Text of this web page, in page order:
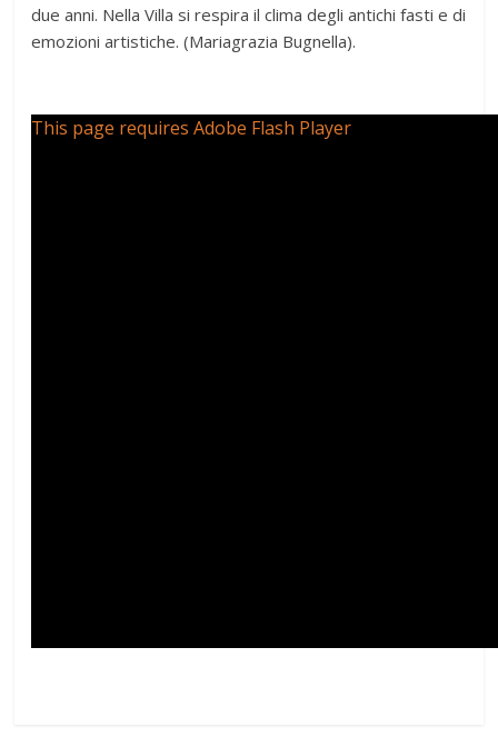
due anni. Nella Villa si respira il clima degli antichi fasti e di
emozioni artistiche. (Mariagrazia Bugnella).
This page requires Adobe Flash Player